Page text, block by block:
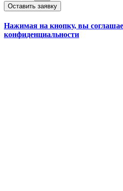
Оставить заявку
Нажимая на кнопку, вы
конфиденциальности